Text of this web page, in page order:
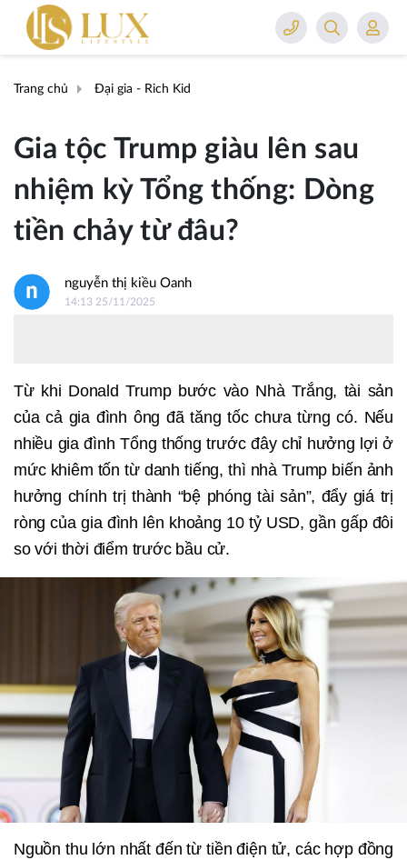
Trang chủ Đại gia - Rich Kid
Gia tộc Trump giàu lên sau
nhiệm kỳ Tổng thống: Dòng
tiền chảy từ đâu?
nguyễn thị kiều Oanh
14:13 25/11/2025
Từ khi Donald Trump bước vào Nhà Trắng, tài sản
của cả gia đình ông đã tăng tốc chưa từng có. Nếu
nhiều gia đình Tổng thống trước đây chỉ hưởng lợi ở
mức khiêm tốn từ danh tiếng, thì nhà Trump biến ảnh
hưởng chính trị thành “bệ phóng tài sản”, đẩy giá trị
ròng của gia đình lên khoảng 10 tỷ USD, gần gấp đôi
so với thời điểm trước bầu cử.
Nguồn thu lớn nhất đến từ tiền điện tử, các hợp đồng